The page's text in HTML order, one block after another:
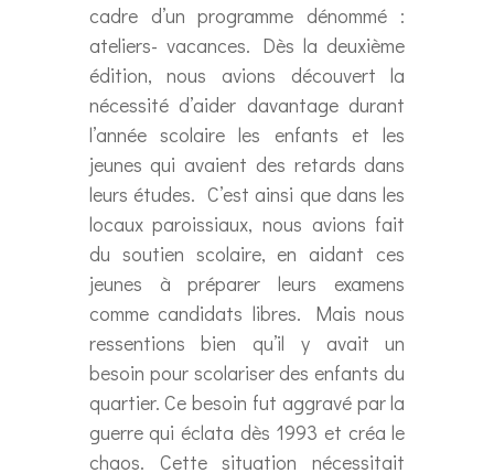
cadre d’un programme dénommé :
ateliers- vacances. Dès la deuxième
édition, nous avions découvert la
nécessité d’aider davantage durant
l’année scolaire les enfants et les
jeunes qui avaient des retards dans
leurs études. C’est ainsi que dans les
locaux paroissiaux, nous avions fait
du soutien scolaire, en aidant ces
jeunes à préparer leurs examens
comme candidats libres. Mais nous
ressentions bien qu’il y avait un
besoin pour scolariser des enfants du
quartier. Ce besoin fut aggravé par la
guerre qui éclata dès 1993 et créa le
chaos. Cette situation nécessitait